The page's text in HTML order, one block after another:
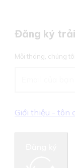
Đăng ký
Mỗi tháng, chúng
Giới thiệu - tôn